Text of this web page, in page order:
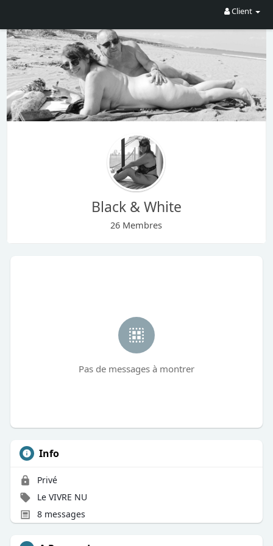
Client
Black & White
26 Membres
Pas de messages à montrer
Info
Privé
Le VIVRE NU
8 messages